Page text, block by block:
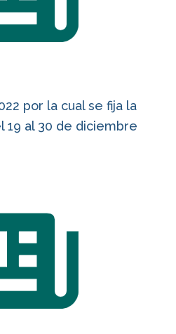
por la cual se fija la
19 al 30 de diciembre